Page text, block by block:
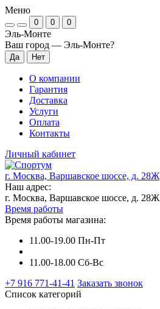
Меню
0 0 0
Эль-Монте
Ваш город — Эль-Монте?
О компании
Гарантия
Доставка
Услуги
Оплата
Контакты
Личный кабинет
г. Москва, Варшавское шоссе, д. 28Ж
Наш адрес:
г. Москва, Варшавское шоссе, д. 28Ж
Время работы
Время работы магазина:
11.00-19.00 Пн-Пт
11.00-18.00 Сб-Вс
+7 916 771-41-41 Заказать звонок
Список категорий